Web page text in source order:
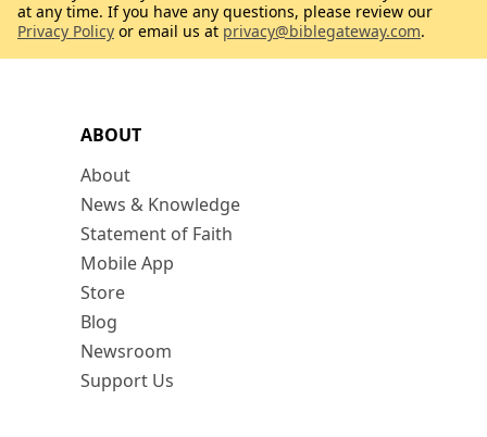
ABOUT
About
News & Knowledge
Statement of Faith
Mobile App
Store
Blog
Newsroom
Support Us
at any time. If you have any questions, please review our
Privacy Policy or email us at privacy@biblegateway.com.